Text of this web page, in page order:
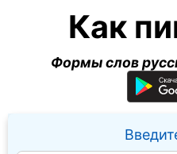
Как
Формы слов